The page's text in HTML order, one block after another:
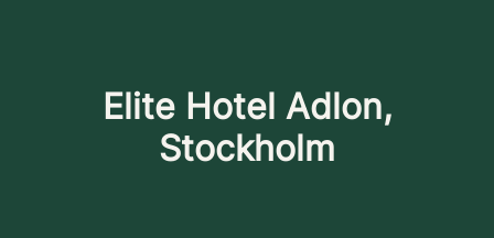
Elite Hotel Adlon,
Stockholm